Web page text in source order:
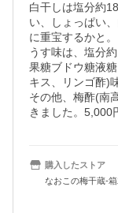
白干しは塩分約
い、しょっぱい
に重宝するかと。
うす味は、塩分
果糖ブドウ糖液
キス、リンゴ酢)
その他、梅酢(南
きました。5,000
購入したストア
なおこの梅干蔵-